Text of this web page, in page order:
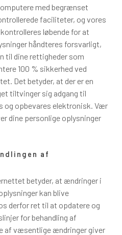
med begrænset
faciliteter, og vores
løbende for at
håndteres forsvarligt,
til dine rettigheder som
100 % sikkerhed ved
Det betyder, at der er en
tiltvinger sig adgang til
og opbevares elektronisk. Vær
dine personlige oplysninger
af
betyder, at ændringer i
kan blive
derfor ret til at opdatere og
for behandling af
af væsentlige ændringer giver